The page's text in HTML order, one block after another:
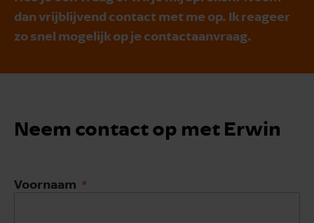
dan vrijblijvend contact met me op. Ik reageer
zo snel mogelijk op je contactaanvraag.
Neem contact op met Erwin
Voornaam